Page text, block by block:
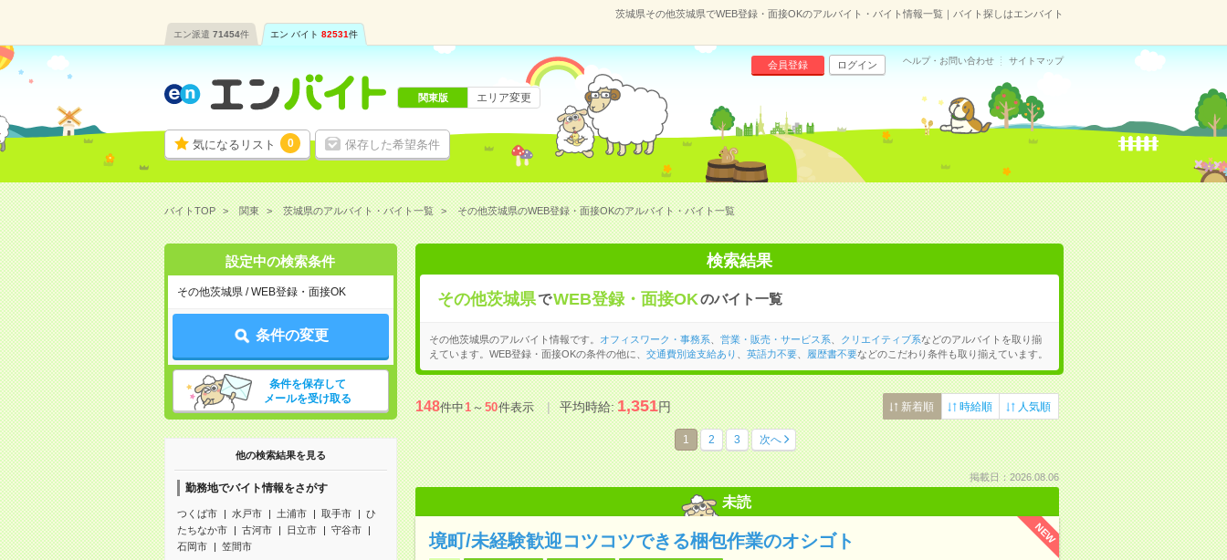
茨城県その他茨城県でWEB登録・面接OKのアルバイト・バイト情報一覧｜バイト探しはエンバイト
エン派遣 71454件 エン バイト 82531件
気になるリスト 0 保存した希望条件
会員登録 ログイン ヘルプ・お問い合わせ サイトマップ
関東版 エリア変更
バイトTOP 関東 茨城県のアルバイト・バイト一覧 その他茨城県のWEB登録・面接OKのアルバイト・バイト一覧
設定中の検索条件
その他茨城県 / WEB登録・面接OK
条件の変更
条件を保存して
メールを受け取る
他の検索結果を見る
勤務地でバイト情報をさがす
つくば市 水戸市 土浦市 取手市
ひ
たちなか市
古河市 日立市
守谷市
石岡市
笠間市
検索結果
その他茨城県でWEB登録・面接OKのバイト一覧
その他茨城県のアルバイト情報です。 オフィスワーク・事務系 営業・販売・サービス系 クリエイティブ系などのアルバイトを取り揃
えています。WEB登録・面接OKの条件の他に、 交通費別途支給あり 英語力不要、 履歴書不要などのこだわり条件も取り揃えています。
148件中1～50件表示 平均時給:1,351円 新着順 時給順 人気順
1 2 3 次へ
掲載日：2026.08.06
未読
NEW
境町/未経験歓迎コツコツできる梱包作業のオシゴト